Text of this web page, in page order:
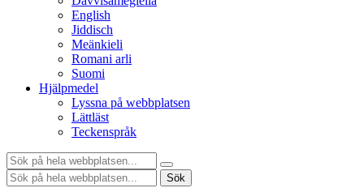
English
Jiddisch
Meänkieli
Romani arli
Suomi
Hjälpmedel
Lyssna på webbplatsen
Lättläst
Teckenspråk
Sök:
Sök:
Sök